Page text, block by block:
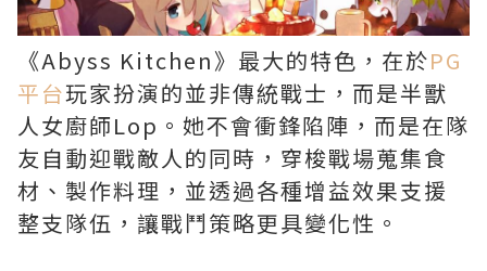
《Abyss Kitchen》最大的特色，在於PG
平台玩家扮演的並非傳統戰士，而是半獸
人女廚師Lop。她不會衝鋒陷陣，而是在隊
友自動迎戰敵人的同時，穿梭戰場蒐集食
材、製作料理，並透過各種增益效果支援
整支隊伍，讓戰鬥策略更具變化性。